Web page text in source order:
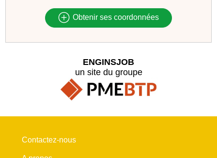
Obtenir ses coordonnées
ENGINSJOB
un site du groupe
Contactez-nous